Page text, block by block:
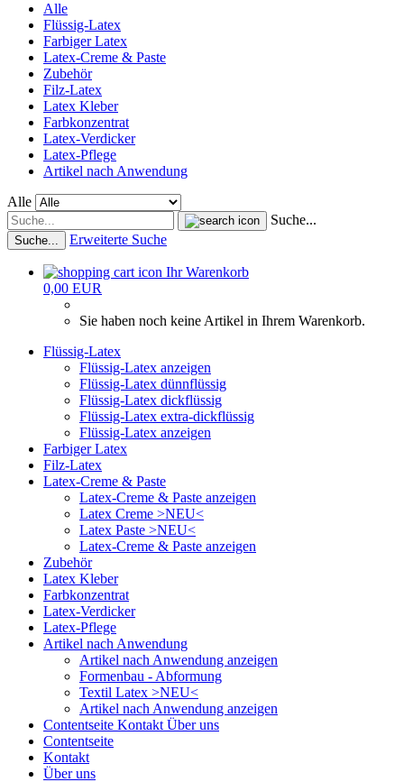
Alle
Flüssig-Latex
Farbiger Latex
Latex-Creme & Paste
Zubehör
Filz-Latex
Latex Kleber
Farbkonzentrat
Latex-Verdicker
Latex-Pflege
Artikel nach Anwendung
Alle
Suche...
Suche... Erweiterte Suche
Ihr Warenkorb
0,00 EUR
Sie haben noch keine Artikel in Ihrem Warenkorb.
Flüssig-Latex
Flüssig-Latex anzeigen
Flüssig-Latex dünnflüssig
Flüssig-Latex dickflüssig
Flüssig-Latex extra-dickflüssig
Flüssig-Latex anzeigen
Farbiger Latex
Filz-Latex
Latex-Creme & Paste
Latex-Creme & Paste anzeigen
Latex Creme >NEU<
Latex Paste >NEU<
Latex-Creme & Paste anzeigen
Zubehör
Latex Kleber
Farbkonzentrat
Latex-Verdicker
Latex-Pflege
Artikel nach Anwendung
Artikel nach Anwendung anzeigen
Formenbau - Abformung
Textil Latex >NEU<
Artikel nach Anwendung anzeigen
Contentseite Kontakt Über uns
Contentseite
Kontakt
Über uns